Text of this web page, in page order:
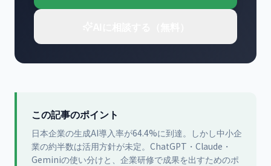
この記事のポイント
日本企業の生成AI導入率が64.4%に到達。しかし中小企
業の約半数は活用方針が未定。ChatGPT・Claude・
Geminiの使い分けと、企業研修で成果を出すためのポ